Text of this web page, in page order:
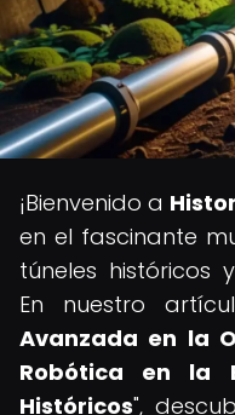
¡Bienvenido a
en el fascinante
túneles históricos
En nuestro
Avanzada en la
Robótica en la
Históricos",